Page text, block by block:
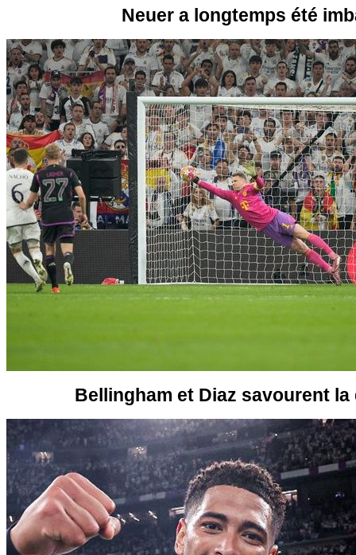
Neuer a longtemps été
Bellingham et Diaz savourent